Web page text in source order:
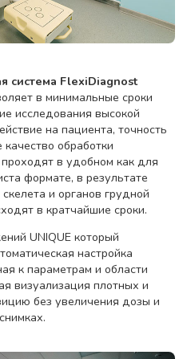
система FlexiDiagnost
в минимальные сроки
исследования высокой
на пациента, точность
обработки
в удобном как для
формате, в результате
и органов грудной
в кратчайшие сроки.
UNIQUE который
настройка
к параметрам и области
визуализация плотных и
без увеличения дозы и